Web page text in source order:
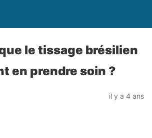
le tissage brésilien
en prendre soin ?
il y a 4 ans